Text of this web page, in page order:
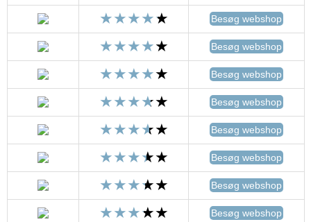
Besøg webshop
Besøg webshop
Besøg webshop
Besøg webshop
Besøg webshop
Besøg webshop
Besøg webshop
Besøg webshop